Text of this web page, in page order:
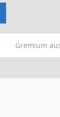
Gremium